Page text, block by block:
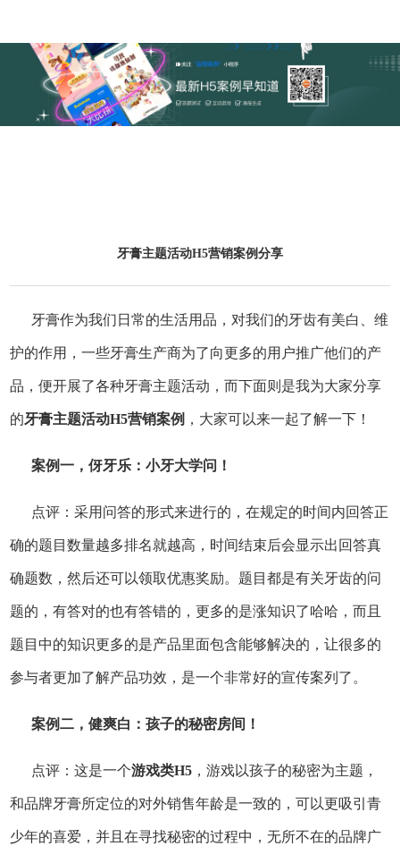
牙膏主题活动H5营销案例分享
牙膏作为我们日常的生活用品，对我们的牙齿有美白、维
护的作用，一些牙膏生产商为了向更多的用户推广他们的产
品，便开展了各种牙膏主题活动，而下面则是我为大家分享
的牙膏主题活动H5营销案例 ，大家可以来一起了解一下！
案例一，伢牙乐：小牙大学问！
点评：采用问答的形式来进行的，在规定的时间内回答正
确的题目数量越多排名就越高，时间结束后会显示出回答真
确题数，然后还可以领取优惠奖励。题目都是有关牙齿的问
题的，有答对的也有答错的，更多的是涨知识了哈哈，而且
题目中的知识更多的是产品里面包含能够解决的，让很多的
参与者更加了解产品功效，是一个非常好的宣传案列了。
案例二，健爽白：孩子的秘密房间！
点评：这是一个游戏类H5 ，游戏以孩子的秘密为主题，
和品牌牙膏所定位的对外销售年龄是一致的，可以更吸引青
少年的喜爱，并且在寻找秘密的过程中，无所不在的品牌广